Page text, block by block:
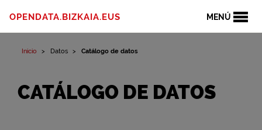
MENÚ
OPENDATA.BIZKAIA.EUS
Inicio Datos Catálogo de datos
CATÁLOGO DE DATOS